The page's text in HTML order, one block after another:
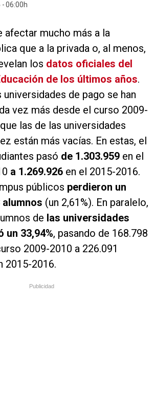
06:00h
afectar mucho más a la
que a la privada o, al menos,
los datos oficiales del
de los últimos años.
universidades de pago se han
vez más desde el curso 2009-
las de las universidades
están más vacías. En estas, el
pasó de 1.303.959 en el
a 1.269.926 en el 2015-2016.
públicos perdieron un
(un 2,61%). En paralelo,
de las universidades
un 33,94%, pasando de 168.798
2009-2010 a 226.091
2015-2016.
Publicidad